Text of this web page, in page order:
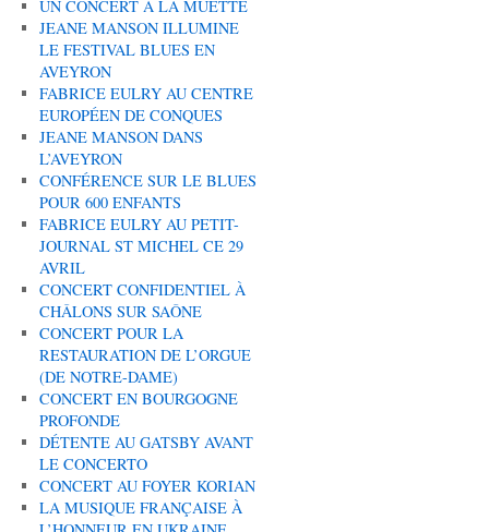
UN CONCERT À LA MUETTE
JEANE MANSON ILLUMINE
LE FESTIVAL BLUES EN
AVEYRON
FABRICE EULRY AU CENTRE
EUROPÉEN DE CONQUES
JEANE MANSON DANS
L’AVEYRON
CONFÉRENCE SUR LE BLUES
POUR 600 ENFANTS
FABRICE EULRY AU PETIT-
JOURNAL ST MICHEL CE 29
AVRIL
CONCERT CONFIDENTIEL À
CHÂLONS SUR SAÔNE
CONCERT POUR LA
RESTAURATION DE L’ORGUE
(DE NOTRE-DAME)
CONCERT EN BOURGOGNE
PROFONDE
DÉTENTE AU GATSBY AVANT
LE CONCERTO
CONCERT AU FOYER KORIAN
LA MUSIQUE FRANÇAISE À